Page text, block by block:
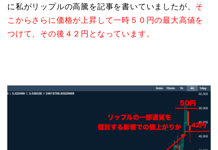
に私がリップルの高騰を記事を書いていましたが、 そ
こからさらに価格が上昇して一時５０円の最大高値を
つけて、その後４２円となっています。